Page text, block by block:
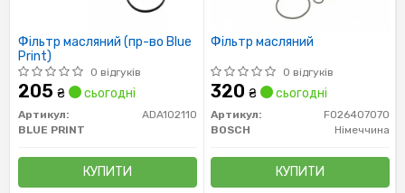
Фільтр масляний (пр-во Blue
Print)
0 відгуків
205 ₴ сьогодні
Артикул:
ADA102110
BLUE PRINT
КУПИТИ
Фільтр масляний
0 відгуків
320 ₴ сьогодні
Артикул:
F026407070
BOSCH
Німеччина
КУПИТИ